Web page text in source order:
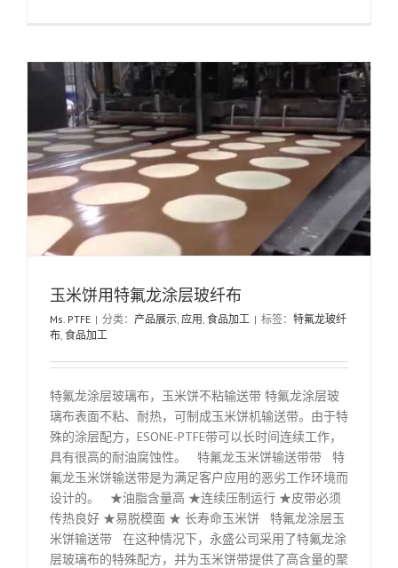
玉米饼用特氟龙涂层玻纤布
Ms. PTFE | 分类： 产品展示 应用 食品加工 | 标签： 特氟龙玻纤
布 食品加工
特氟龙涂层玻璃布，玉米饼不粘输送带 特氟龙涂层玻
璃布表面不粘、耐热，可制成玉米饼机输送带。由于特
殊的涂层配方，ESONE-PTFE带可以长时间连续工作，
具有很高的耐油腐蚀性。 特氟龙玉米饼输送带带 特
氟龙玉米饼输送带是为满足客户应用的恶劣工作环境而
设计的。 ★油脂含量高 ★连续压制运行 ★皮带必须
传热良好 ★易脱模面 ★ 长寿命玉米饼 特氟龙涂层玉
米饼输送带 在这种情况下，永盛公司采用了特氟龙涂
层玻璃布的特殊配方，并为玉米饼带提供了高含量的聚